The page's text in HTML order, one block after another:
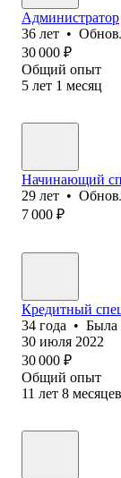
Администратор
36 лет •
30 000 ₽
Общий опыт
5 лет 1 месяц
Начинающий
29 лет •
7 000 ₽
Кредитный
34 года • Была
30 июля 2022
30 000 ₽
Общий опыт
11 лет 8 месяцев